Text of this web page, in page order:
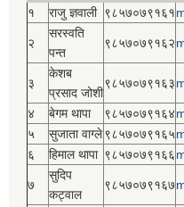
१ राजु ज्ञवाली ९८५७०७९१६१
२
सरस्वति
पन्त
९८५७०७९१६२
३
केशब
प्रसाद जोशी
९८५७०७९१६३
४ बेगम थापा ९८५७०७९१६४
५
सुजाता वाग्ले९८५७०७९१६५
६
हिमाल थापा ९८५७०७९१६६
७
सुदिप
कट्वाल
९८५७०७९१६७